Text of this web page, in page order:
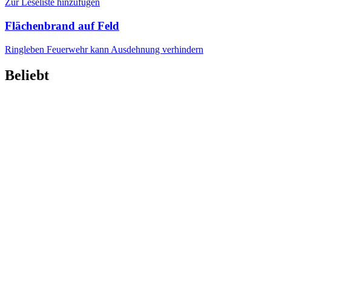
Zur Leseliste hinzufügen
Flächenbrand auf Feld
Ringleben Feuerwehr kann Ausdehnung verhindern
Beliebt